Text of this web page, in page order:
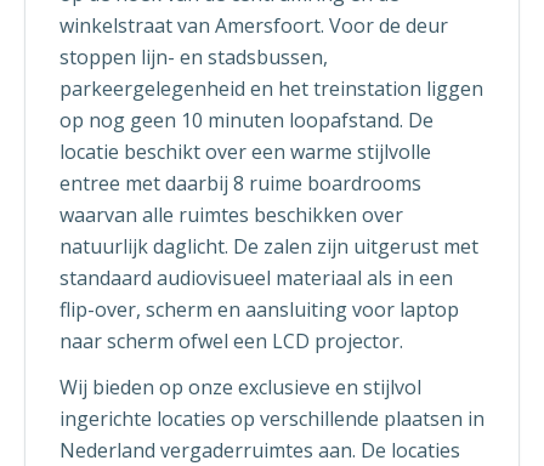
winkelstraat van Amersfoort. Voor de deur
stoppen lijn- en stadsbussen,
parkeergelegenheid en het treinstation liggen
op nog geen 10 minuten loopafstand. De
locatie beschikt over een warme stijlvolle
entree met daarbij 8 ruime boardrooms
waarvan alle ruimtes beschikken over
natuurlijk daglicht. De zalen zijn uitgerust met
standaard audiovisueel materiaal als in een
flip-over, scherm en aansluiting voor laptop
naar scherm ofwel een LCD projector.
Wij bieden op onze exclusieve en stijlvol
ingerichte locaties op verschillende plaatsen in
Nederland vergaderruimtes aan. De locaties